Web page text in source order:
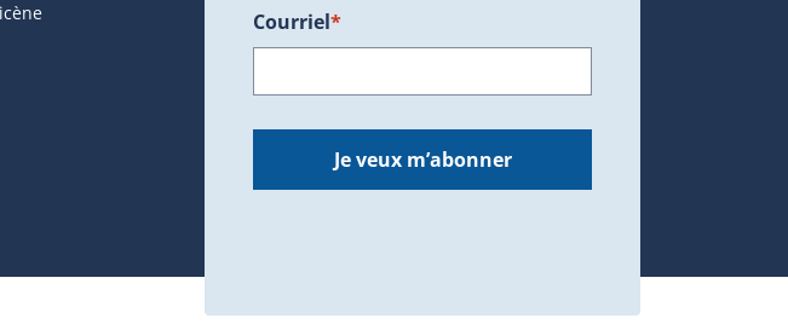
fenêtre.)
hyperlien externe s'ouvrira dans une nouvelle fenêtre.)
Courriel*
Je veux m’abonner